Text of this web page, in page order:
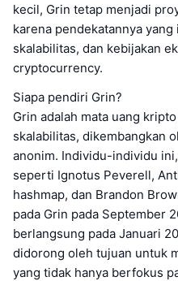
kecil, Grin tetap menjadi
karena pendekatannya
skalabilitas, dan kebijakan
cryptocurrency.
Siapa pendiri Grin?
Grin adalah mata uang
skalabilitas, dikembangkan
anonim. Individu-individu
seperti Ignotus Peverell,
hashmap, dan Brandon
pada Grin pada September
berlangsung pada Januari
didorong oleh tujuan untuk
yang tidak hanya berfokus